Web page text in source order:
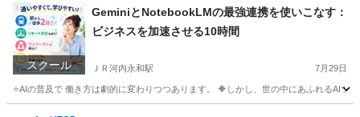
大阪 東大阪市 ＪＲ河内永和駅 ホームページ作成 SEO
スクール
GeminiとNotebookLMの最強連携を使いこなす：
ビジネスを加速させる10時間
ＪＲ河内永和駅 7月29日
⭐AIの普及で 働き方は劇的に変わりつつあります。 🔶しかし、世の中にあふれるAI